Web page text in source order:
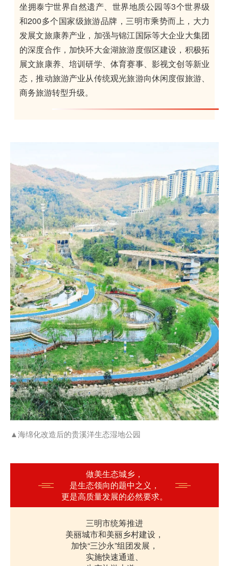
坐拥泰宁世界自然遗产、世界地质公园等3个世界级
和200多个国家级旅游品牌，三明市乘势而上，大力
发展文旅康养产业，加强与锦江国际等大企业大集团
的深度合作，加快环大金湖旅游度假区建设，积极拓
展文旅康养、培训研学、体育赛事、影视文创等新业
态，推动旅游产业从传统观光旅游向休闲度假旅游、
商务旅游转型升级。
▲海绵化改造后的贵溪洋生态湿地公园
做美生态城乡，
是生态领向的题中之义，
更是高质量发展的必然要求。
三明市统筹推进
美丽城市和美丽乡村建设，
加快“三沙永”组团发展，
实施快速通道、